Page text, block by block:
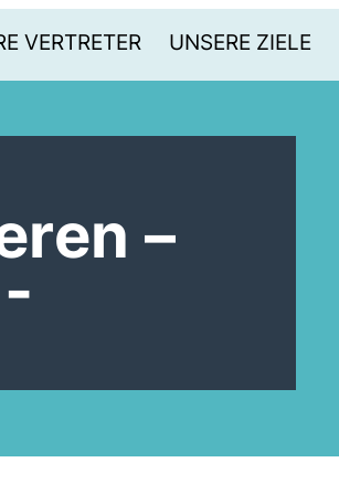
VERTRETER UNSERE ZIELE
–